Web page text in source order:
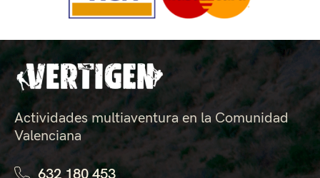
Actividades multiaventura en la Comunidad
Valenciana
632 180 453